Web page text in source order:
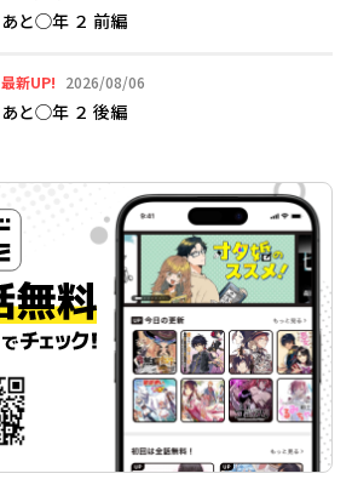
あと◯年 ２ 前編
最新UP! 2026/08/06
2026年08月06日
あと◯年 ２ 後編